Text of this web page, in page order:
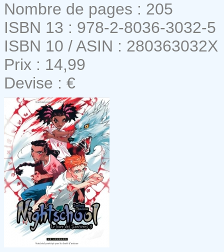
Nombre de pages : 205
ISBN 13 : 978-2-8036-3032-5
ISBN 10 / ASIN : 280363032X
Prix : 14,99
Devise : €